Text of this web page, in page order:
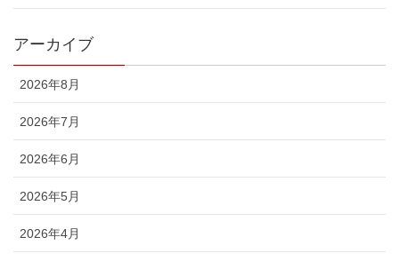
アーカイブ
2026年8月
2026年7月
2026年6月
2026年5月
2026年4月